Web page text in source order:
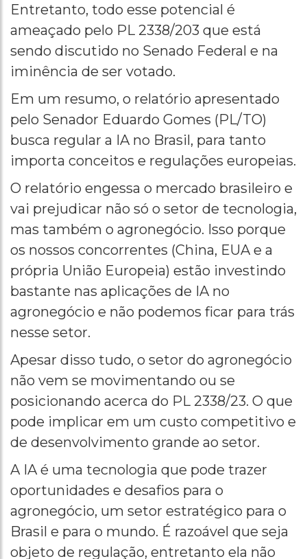
Entretanto, todo esse potencial é
ameaçado pelo PL 2338/203 que está
sendo discutido no Senado Federal e na
iminência de ser votado.
Em um resumo, o relatório apresentado
pelo Senador Eduardo Gomes (PL/TO)
busca regular a IA no Brasil, para tanto
importa conceitos e regulações europeias.
O relatório engessa o mercado brasileiro e
vai prejudicar não só o setor de tecnologia,
mas também o agronegócio. Isso porque
os nossos concorrentes (China, EUA e a
própria União Europeia) estão investindo
bastante nas aplicações de IA no
agronegócio e não podemos ficar para trás
nesse setor.
Apesar disso tudo, o setor do agronegócio
não vem se movimentando ou se
posicionando acerca do PL 2338/23. O que
pode implicar em um custo competitivo e
de desenvolvimento grande ao setor.
A IA é uma tecnologia que pode trazer
oportunidades e desafios para o
agronegócio, um setor estratégico para o
Brasil e para o mundo. É razoável que seja
objeto de regulação, entretanto ela não